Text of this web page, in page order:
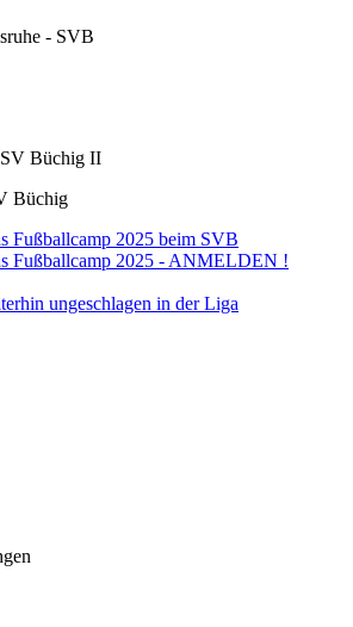
- SVB
Büchig II
Büchig
Fußballcamp 2025 beim SVB
Fußballcamp 2025 - ANMELDEN !
ungeschlagen in der Liga